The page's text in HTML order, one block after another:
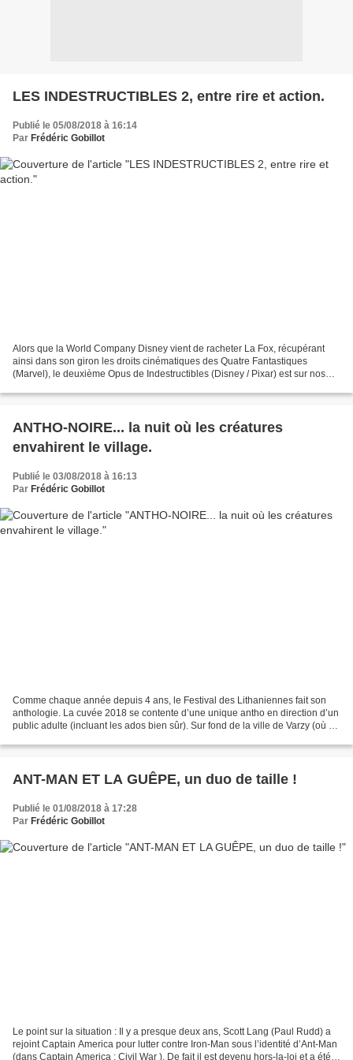
LES INDESTRUCTIBLES 2, entre rire et action.
Publié le 05/08/2018 à 16:14
Par Frédéric Gobillot
Alors que la World Company Disney vient de racheter La Fox, récupérant
ainsi dans son giron les droits cinématiques des Quatre Fantastiques
(Marvel), le deuxième Opus de Indestructibles (Disney / Pixar) est sur nos
ANTHO-NOIRE... la nuit où les créatures
envahirent le village.
Publié le 03/08/2018 à 16:13
Par Frédéric Gobillot
Comme chaque année depuis 4 ans, le Festival des Lithaniennes fait son
anthologie. La cuvée 2018 se contente d’une unique antho en direction d’un
public adulte (incluant les ados bien sûr). Sur fond de la ville de Varzy (où se
ANT-MAN ET LA GUÊPE, un duo de taille !
Publié le 01/08/2018 à 17:28
Par Frédéric Gobillot
Le point sur la situation : Il y a presque deux ans, Scott Lang (Paul Rudd) a
rejoint Captain America pour lutter contre Iron-Man sous l’identité d’Ant-Man
(dans Captain America : Civil War ). De fait il est devenu hors-la-loi et a été